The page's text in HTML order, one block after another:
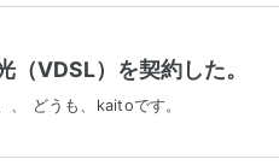
（VDSL）を契約した。
、 どうも、kaitoです。